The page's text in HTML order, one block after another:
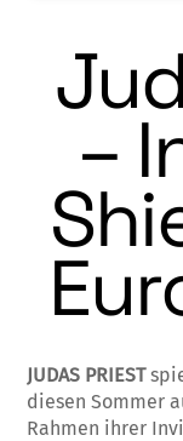
–
JUDAS PRIEST
diesen Sommer
Rahmen ihrer